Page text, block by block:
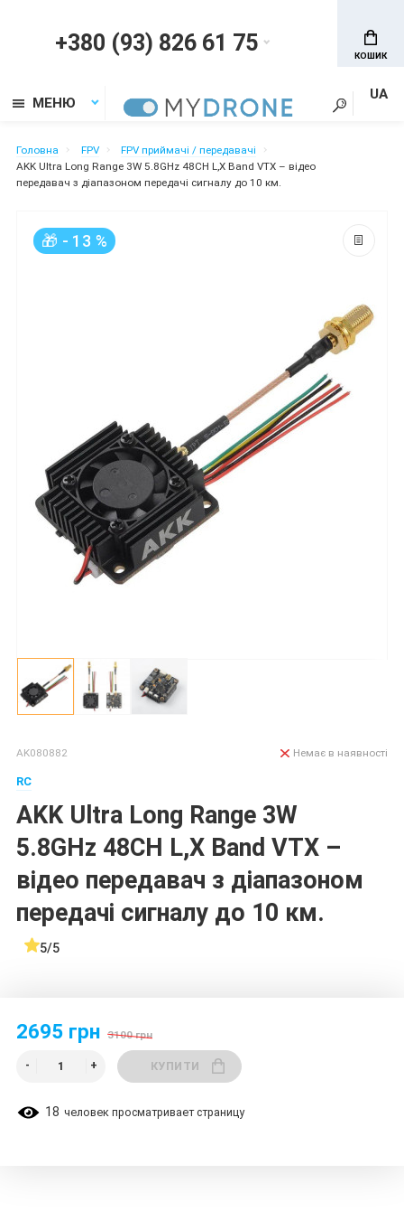
+380 (93) 826 61 75 КОШИК
МЕНЮ
UA
Головна FPV
FPV приймачі / передавачі
AKK Ultra Long Range 3W 5.8GHz 48CH L,X Band VTX – відео
передавач з діапазоном передачі сигналу до 10 км.
🎁 - 13 %
AK080882
RC
AKK Ultra Long Range 3W
5.8GHz 48CH L,X Band VTX –
відео передавач з діапазоном
передачі сигналу до 10 км.
5/5
Немає в наявності
2695 грн 3100 грн
КУПИТИ
18 человек просматривает страницу